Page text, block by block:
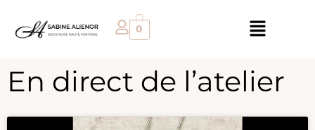
0
En direct de l’atelier